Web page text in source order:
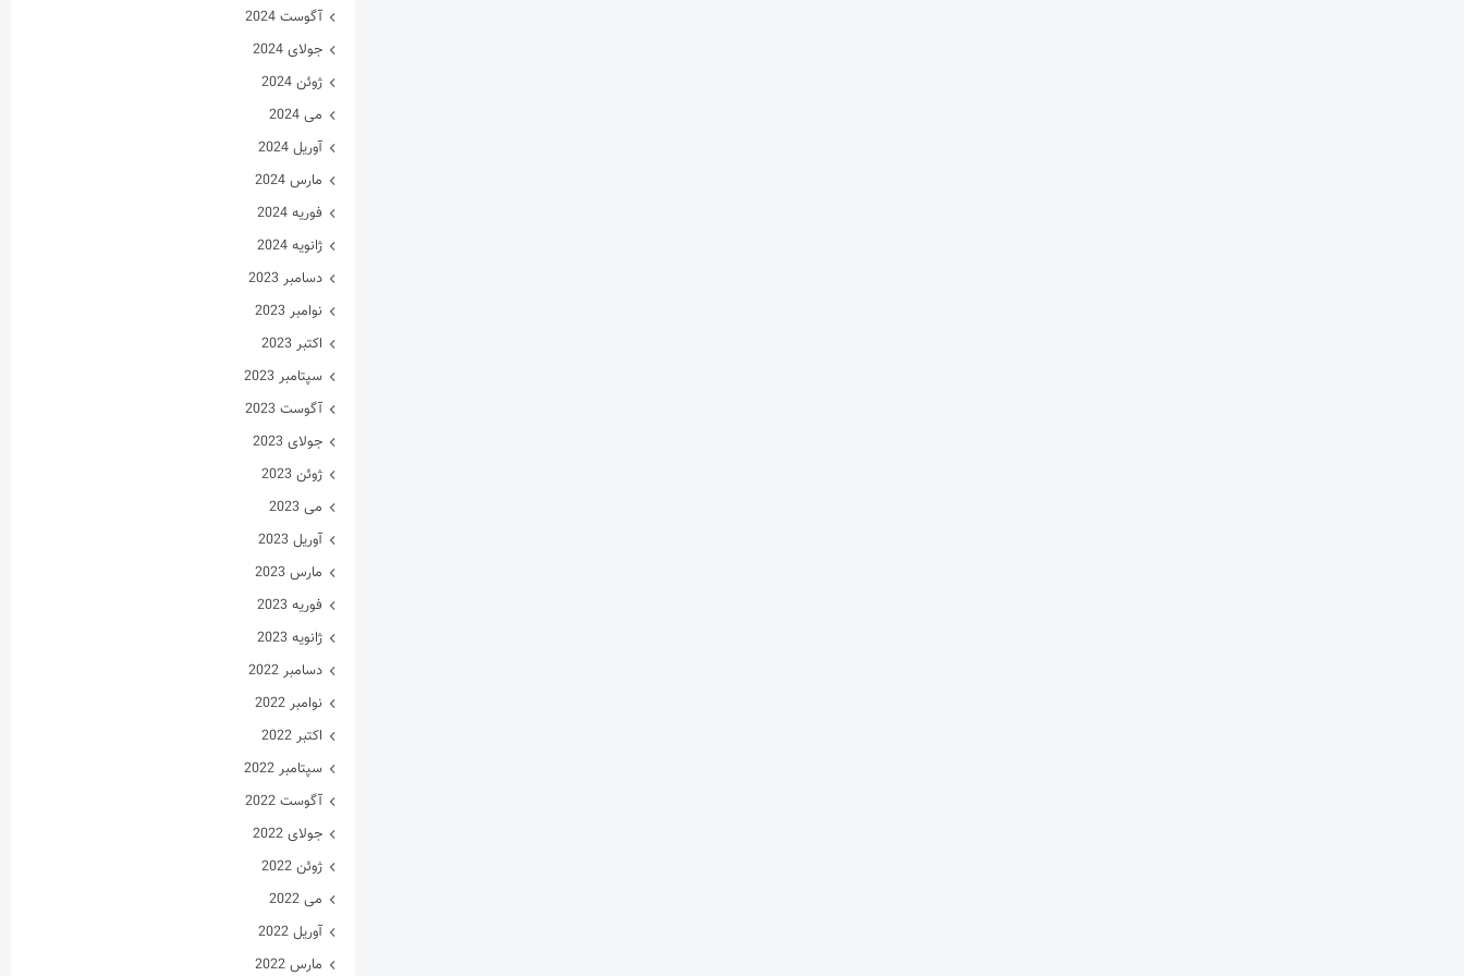
آگوست 2024
جولای 2024
ژوئن 2024
می 2024
آوریل 2024
مارس 2024
فوریه 2024
ژانویه 2024
دسامبر 2023
نوامبر 2023
اکتبر 2023
سپتامبر 2023
آگوست 2023
جولای 2023
ژوئن 2023
می 2023
آوریل 2023
مارس 2023
فوریه 2023
ژانویه 2023
دسامبر 2022
نوامبر 2022
اکتبر 2022
سپتامبر 2022
آگوست 2022
جولای 2022
ژوئن 2022
می 2022
آوریل 2022
مارس 2022